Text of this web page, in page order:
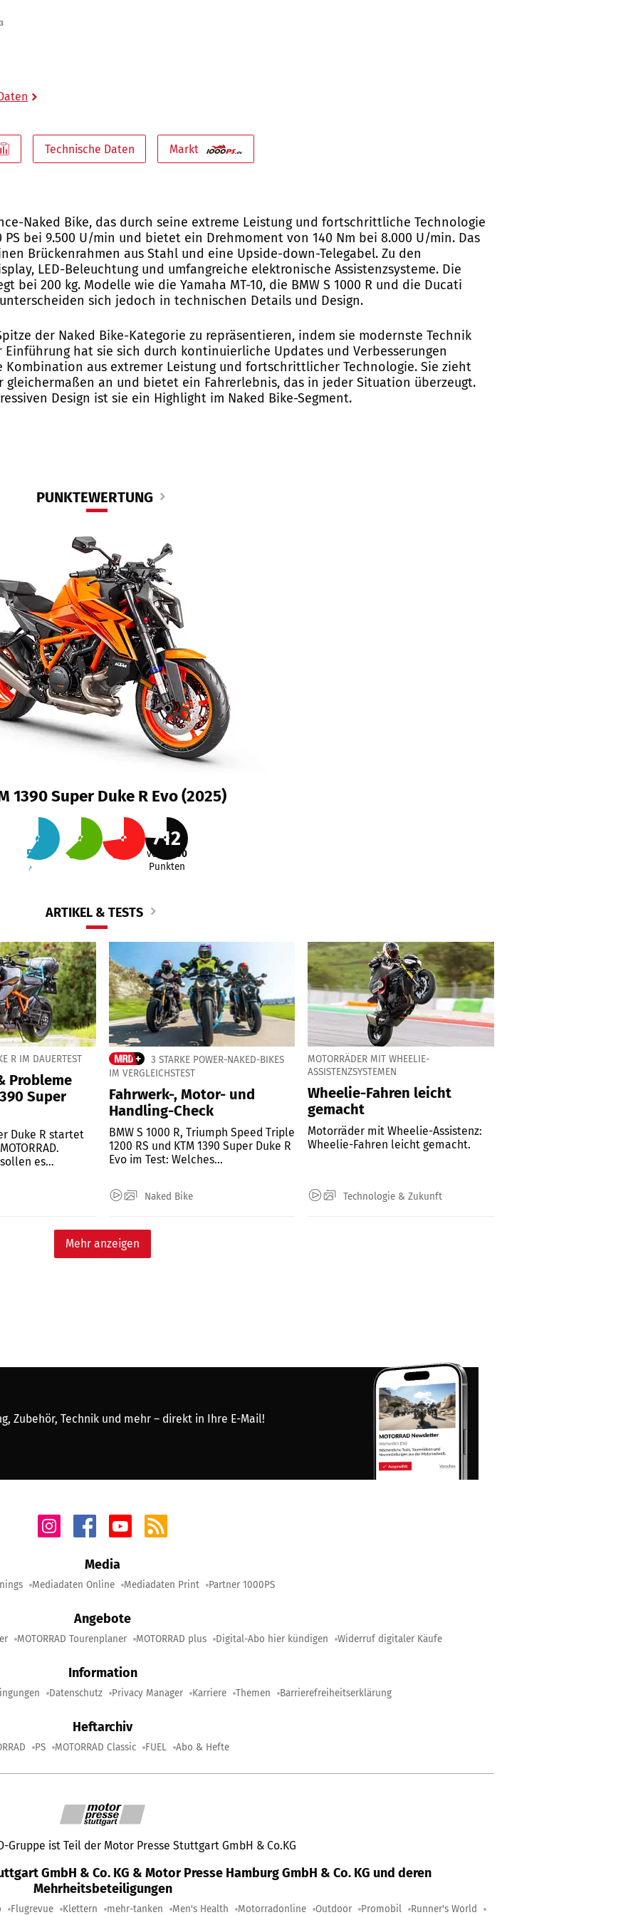
Technische Daten Markt
Naked Bike, das durch seine extreme Leistung und fortschrittliche Technologie
bei 9.500 U/min und bietet ein Drehmoment von 140 Nm bei 8.000 U/min. Das
Brückenrahmen aus Stahl und eine Upside-down-Telegabel. Zu den
LED-Beleuchtung und umfangreiche elektronische Assistenzsysteme. Die
bei 200 kg. Modelle wie die Yamaha MT-10, die BMW S 1000 R und die Ducati
sich jedoch in technischen Details und Design.
der Naked Bike-Kategorie zu repräsentieren, indem sie modernste Technik
hat sie sich durch kontinuierliche Updates und Verbesserungen
Kombination aus extremer Leistung und fortschrittlicher Technologie. Sie zieht
an und bietet ein Fahrerlebnis, das in jeder Situation überzeugt.
Design ist sie ein Highlight im Naked Bike-Segment.
PUNKTEWERTUNG
1390 Super Duke R Evo (2025)
55 %
Alltag
59 % 68 %
712
von
1000
Punkten
ARTIKEL & TESTS
R IM DAUERTEST
Probleme
Super
Duke R startet
es
3 STARKE POWER-NAKED-BIKES
IM VERGLEICHSTEST
Fahrwerk-, Motor- und
Handling-Check
BMW S 1000 R, Triumph Speed Triple
1200 RS und KTM 1390 Super Duke R
Evo im Test: Welches...
Naked Bike
MOTORRÄDER MIT WHEELIE-
ASSISTENZSYSTEMEN
Wheelie-Fahren leicht
gemacht
Motorräder mit Wheelie-Assistenz:
Wheelie-Fahren leicht gemacht.
Technologie & Zukunft
Mehr anzeigen
Zubehör, Technik und mehr – direkt in Ihre E-Mail!
Media
Mediadaten Online Mediadaten Print Partner 1000PS
Angebote
MOTORRAD Tourenplaner MOTORRAD plus Digital-Abo hier kündigen Widerruf digitaler Käufe
Information
Datenschutz Privacy Manager Karriere Themen Barrierefreiheitserklärung
Heftarchiv
PS MOTORRAD Classic FUEL Abo & Hefte
Gruppe ist Teil der Motor Presse Stuttgart GmbH & Co.KG
GmbH & Co. KG & Motor Presse Hamburg GmbH & Co. KG und deren
Mehrheitsbeteiligungen
Flugrevue Klettern mehr-tanken Men's Health Motorradonline Outdoor Promobil Runner's World